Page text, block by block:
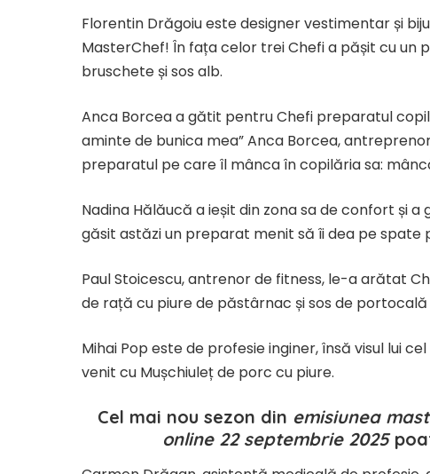
Florentin Drăgoiu este designer vestimentar și
MasterChef! ​În fața celor trei Chefi a pășit cu un
bruschete și sos alb.
Anca Borcea a gătit pentru Chefi preparatul
aminte de bunica mea” Anca Borcea,
preparatul pe care îl mânca în copilăria sa:
Nadina Hălăucă a ieșit din zona sa de confort și
găsit astăzi un preparat menit să îi dea pe spate
Paul Stoicescu, antrenor de fitness, le-a arătat
de rață cu piure de păstârnac și sos de portocală
Mihai Pop este de profesie inginer, însă visul lui
venit cu Mușchiuleț de porc cu piure.
Cel mai nou sezon din emisiunea
online 22 septembrie 2025